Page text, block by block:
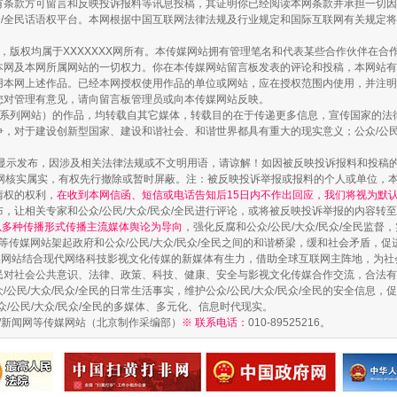
以产业富民促振兴
从幼儿园到大学，有这些资助
款方可留言和反映投诉报料等讯息投稿，其证明你已经阅读本网条款并承担一切
民话语权平台。本网根据中国互联网法律法规及行业规定和国际互联网有关规定
版权均属于XXXXXXX网所有。本传媒网站拥有管理笔名和代表某些合作伙伴在合
及本网所属网站的一切权力。你在本传媒网站留言板发表的评论和投稿，本网站
网上述作品。已经本网授权使用作品的单位或网站，应在授权范围内使用，并注
管理有意见，请向留言板管理员或向本传媒网站反映。
列网站）的作品，均转载自其它媒体，转载目的在于传递更多信息，宣传国家的
对于建设创新型国家、建设和谐社会、和谐世界都具有重大的现实意义；公众/公
发布，因涉及相关法律法规或不文明用语，请谅解！如因被反映投诉报料和投稿
核实属实，有权先行撤除或暂时屏蔽。注：被反映投诉举报或报料的个人或单位，
的权利， 在收到本网信函、短信或电话告知后15日内不作出回应，我们将视为默
让相关专家和公众/公民/大众/民众/全民进行评论，或将被反映投诉举报的内容转
种传播形式传播主流媒体舆论为导向 ，强化反腐和公众/公民/大众/民众/全民监督
传媒网站架起政府和公众/公民/大众/民众/全民之间的和谐桥梁，缓和社会矛盾，
站结合现代网络科技影视文化传媒的新媒体有生力，借助全球互联网主阵地，为
社会公共意识、法律、政策、科技、健康、安全与影视文化传媒合作交流，合法
民/大众/民众/全民的日常生活事实，维护公众/公民/大众/民众/全民的安全信息，
/公民/大众/民众/全民的多媒体、多元化、信息时代现实。
闻网等传媒网站（北京制作采编部） ※ 联系电话： 010-89525216。